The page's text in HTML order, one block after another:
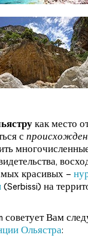
как место
с
красивых –
(Serbissi) на
советует Вам
Ольястра: